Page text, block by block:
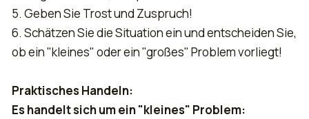
5. Geben Sie Trost und Zuspruch!
6. Schätzen Sie die Situation ein und entscheiden Sie,
ob ein "kleines" oder ein "großes" Problem vorliegt!
Praktisches Handeln:
Es handelt sich um ein "kleines" Problem: